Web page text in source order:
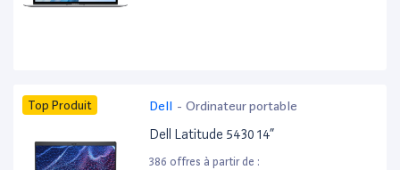
Top Produit Dell - Ordinateur portable
Dell Latitude 5430 14”
386 offres à partir de :